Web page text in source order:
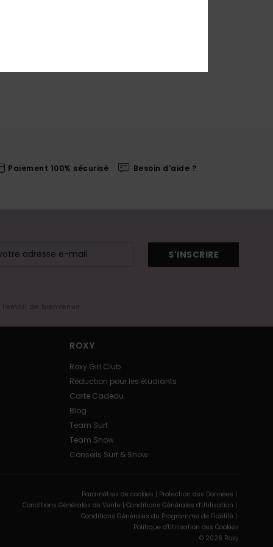
Paiement 100% sécurisé Besoin d'aide ?
S'INSCRIRE
de bienvenue
ROXY
Roxy Girl Club
Réduction pour les étudiants
Carte Cadeau
Blog
Team Surf
Team Snow
Conseils Surf & Snow
Paramètres de cookies | Protection des Données |
Conditions Générales de Vente | Conditions Générales d'Utilisation |
Conditions Générales du Programme de Fidélité |
Politique d'Utilisation des Cookies
© 2026 Roxy